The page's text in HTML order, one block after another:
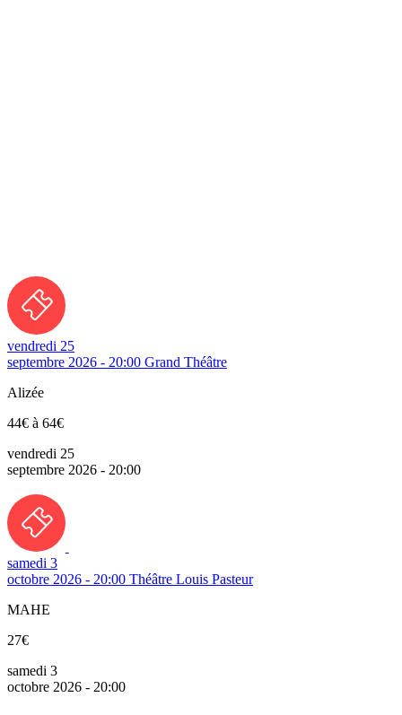
vendredi 25
septembre 2026 - 20:00 Grand Théâtre
Alizée
44€ à 64€
vendredi 25
septembre 2026 - 20:00
samedi 3
octobre 2026 - 20:00 Théâtre Louis Pasteur
MAHE
27€
samedi 3
octobre 2026 - 20:00